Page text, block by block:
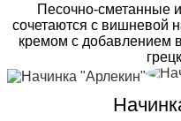
Песочно-сметанные
сочетаются с вишневой
кремом с добавлением